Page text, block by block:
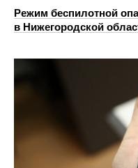
Режим беспилотной
в Нижегородской